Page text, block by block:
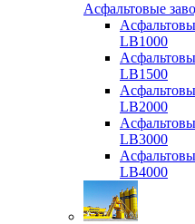
Асфальтовые
LB1000
LB1500
LB2000
LB3000
LB4000